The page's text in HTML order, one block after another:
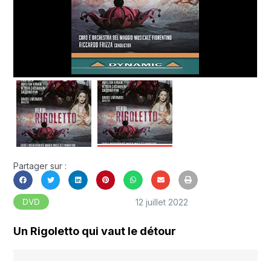
Partager sur :
DVD 12 juillet 2022
Un Rigoletto qui vaut le détour